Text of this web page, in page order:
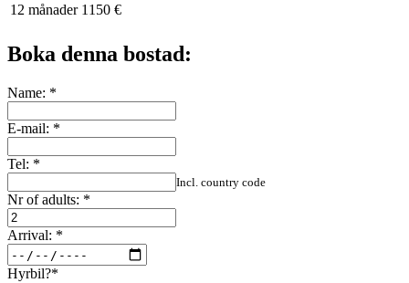
12 månader 1150 €
Boka denna bostad:
Name: *
E-mail: *
Tel: *
Incl. country code
Nr of adults: *
Arrival: *
Hyrbil?*